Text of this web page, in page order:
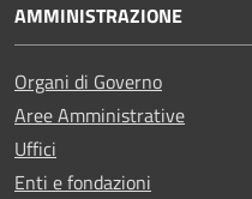
AMMINISTRAZIONE
Organi di Governo
Aree Amministrative
Uffici
Enti e fondazioni